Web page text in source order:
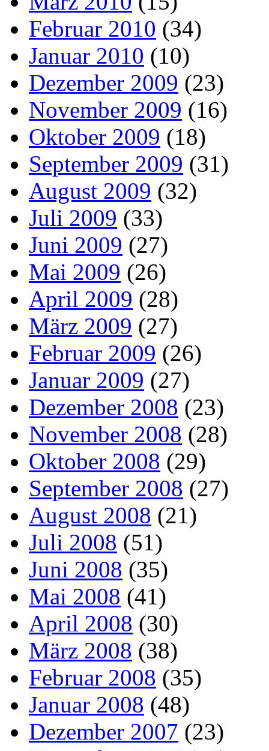
Februar 2010 (34)
Januar 2010 (10)
Dezember 2009 (23)
November 2009 (16)
Oktober 2009 (18)
September 2009 (31)
August 2009 (32)
Juli 2009 (33)
Juni 2009 (27)
Mai 2009 (26)
April 2009 (28)
März 2009 (27)
Februar 2009 (26)
Januar 2009 (27)
Dezember 2008 (23)
November 2008 (28)
Oktober 2008 (29)
September 2008 (27)
August 2008 (21)
Juli 2008 (51)
Juni 2008 (35)
Mai 2008 (41)
April 2008 (30)
März 2008 (38)
Februar 2008 (35)
Januar 2008 (48)
Dezember 2007 (23)